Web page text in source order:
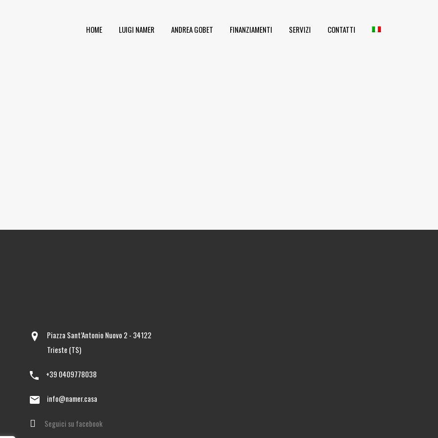
HOME LUIGI NAMER ANDREA GOBET FINANZIAMENTI SERVIZI CONTATTI
Piazza Sant’Antonio Nuovo 2 - 34122
Trieste (TS)
+39 0409778038
info@namer.casa
Seguici su facebook